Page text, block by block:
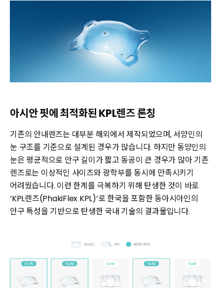
아시안 핏에 최적화된 KPL렌즈 론칭
기존의 안내렌즈는 대부분 해외에서 제작되었으며, 서양인의
눈 구조를 기준으로 설계된 경우가 많습니다. 하지만 동양인의
눈은 평균적으로 안구 길이가 짧고 동공이 큰 경우가 많아 기존
렌즈로는 이상적인 사이즈와 광학부를 동시에 만족시키기
어려웠습니다. 이런 한계를 극복하기 위해 탄생한 것이 바로
‘KPL렌즈(PhakiFlex KPL)’로 한국을 포함한 동아시아인의
안구 특성을 기반으로 탄생한 국내 기술의 결과물입니다.